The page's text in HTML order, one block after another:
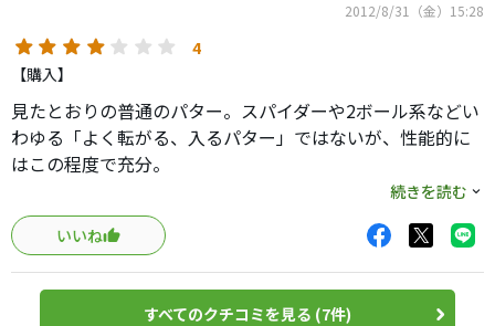
操作性は機敏に働いてくれますが、はっきりいって易しい
パターではないです。
がイメージのとおり打って入ったときの快感はやっぱりい
いですね。
2012/8/31（金）15:28
4
【購入】
見たとおりの普通のパター。スパイダーや2ボール系などい
わゆる「よく転がる、入るパター」ではないが、性能的に
はこの程度で充分。
今回、後継モデルであるProtypeTourシリーズも検討した
が、特に進化しているとも、差があるとも思えず、売れ残
っていて安かったBlackシリーズにした。
軟鉄アイアンのような打感、そして、WhiteIceなど一般の
オデッセイ商品よりも丁寧な造り、が気に入っている。
続きを読む
いいね
すべてのクチコミを見る (7件)